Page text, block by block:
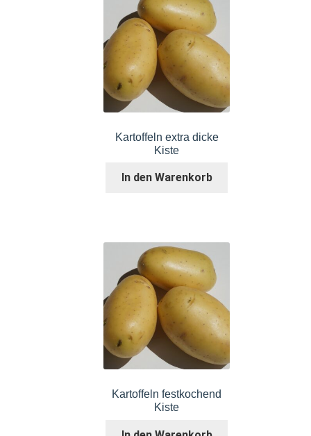
Kartoffeln extra dicke
Kiste
In den Warenkorb
Kartoffeln festkochend
Kiste